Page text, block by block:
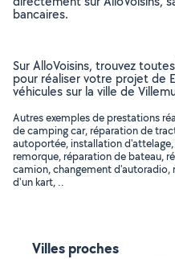
bancaires.
Sur AlloVoisins, trouvez
pour réaliser votre projet de
véhicules sur la ville de
Autres exemples de prestations
de camping car, réparation de
autoportée, installation
remorque, réparation de bateau,
camion, changement d'autoradio,
d'un kart, ..
Villes proches